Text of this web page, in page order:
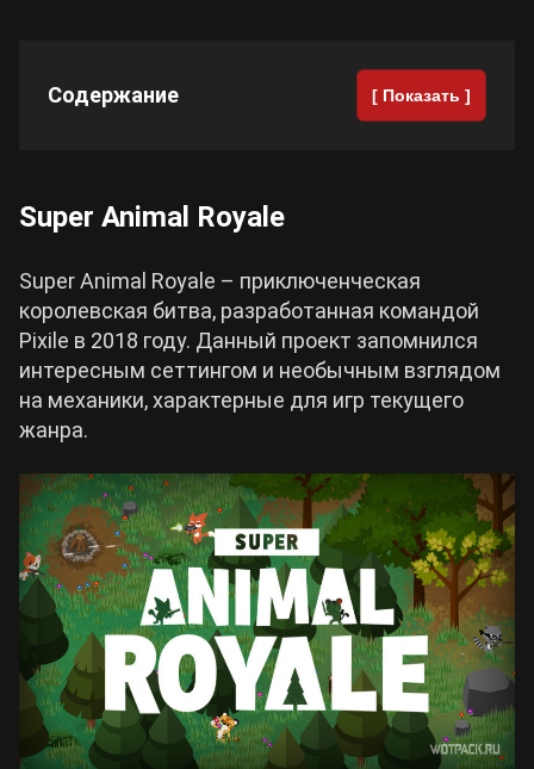
Содержание [ Показать ]
Super Animal Royale
Super Animal Royale – приключенческая
королевская битва, разработанная командой
Pixile в 2018 году. Данный проект запомнился
интересным сеттингом и необычным взглядом
на механики, характерные для игр текущего
жанра.